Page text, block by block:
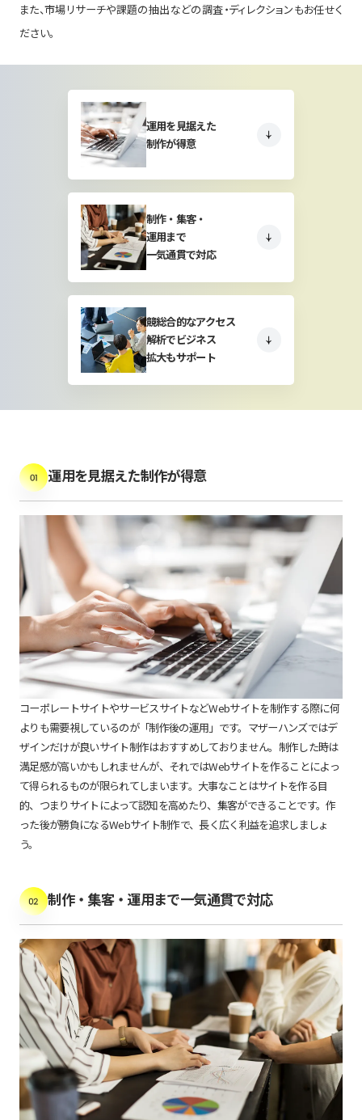
また、市場リサーチや課題の抽出などの調査・ディレクションもお任せく
ださい。
運用を見据えた
制作が得意
制作・集客・
運用まで
一気通貫で対応
競総合的なアクセス
解析でビジネス
拡大もサポート
運用を見据えた制作が得意
コーポレートサイトやサービスサイトなどWebサイトを制作する際に何
よりも需要視しているのが「制作後の運用」です。マザーハンズではデ
ザインだけが良いサイト制作はおすすめしておりません。制作した時は
満足感が高いかもしれませんが、それではWebサイトを作ることによっ
て得られるものが限られてしまいます。大事なことはサイトを作る目
的、つまりサイトによって認知を高めたり、集客ができることです。作
った後が勝負になるWebサイト制作で、長く広く利益を追求しましょ
う。
制作・集客・運用まで一気通貫で対応